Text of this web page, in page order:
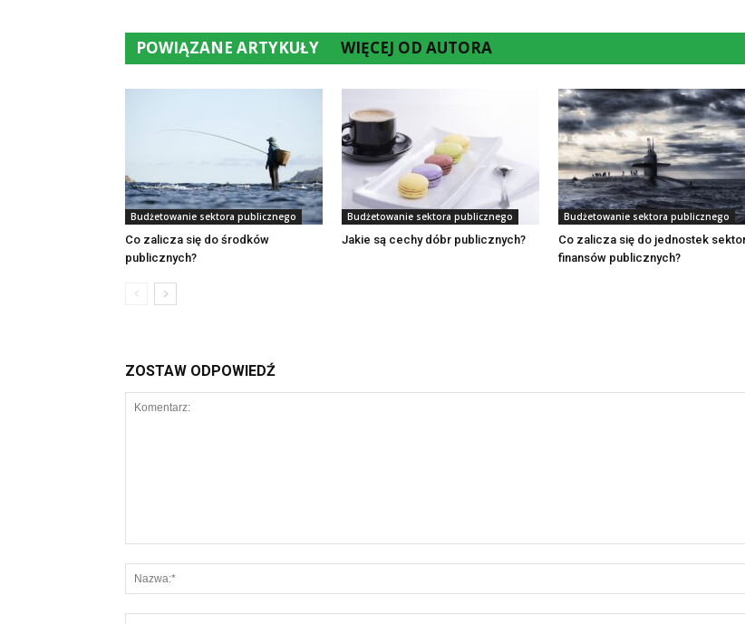
POWIĄZANE ARTYKUŁY WIĘCEJ OD AUTORA
Budżetowanie sektora publicznego
Co zalicza się do środków
publicznych?
Budżetowanie sektora publicznego
Jakie są cechy dóbr publicznych?
Budżetowanie sektora publicznego
Co zalicza się do jednostek
finansów publicznych?
ZOSTAW ODPOWIEDŹ